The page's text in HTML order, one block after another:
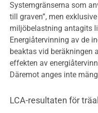
Systemgränserna som
till graven”, men
miljöbelastning antagits
Energiåtervinning av de
beaktas vid beräkningen
effekten av
Däremot anges inte
LCA-resultaten för